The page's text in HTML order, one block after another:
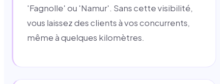
'Fagnolle' ou 'Namur'. Sans cette visibilité,
vous laissez des clients à vos concurrents,
même à quelques kilomètres.